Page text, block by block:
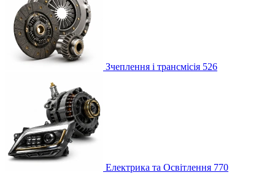
Зчеплення і трансмісія 526
Електрика та Освітлення 770